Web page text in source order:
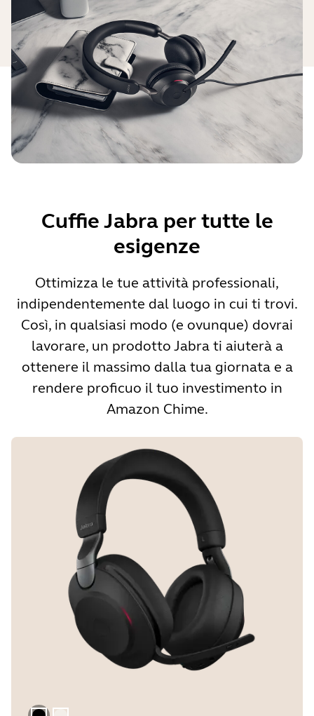
Cuffie Jabra per tutte le
esigenze
Ottimizza le tue attività professionali,
indipendentemente dal luogo in cui ti trovi.
Così, in qualsiasi modo (e ovunque) dovrai
lavorare, un prodotto Jabra ti aiuterà a
ottenere il massimo dalla tua giornata e a
rendere proficuo il tuo investimento in
Amazon Chime.